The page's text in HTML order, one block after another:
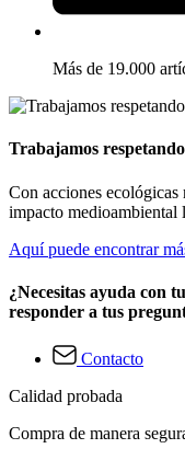
Más de 19.000
Trabajamos
Con acciones
impacto medioambiental
Aquí puede encontrar
¿Necesitas ayuda con
responder a tus
Contacto
Calidad probada
Compra de manera